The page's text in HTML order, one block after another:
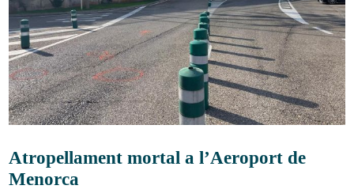
Atropellament mortal a l’Aeroport de
Menorca